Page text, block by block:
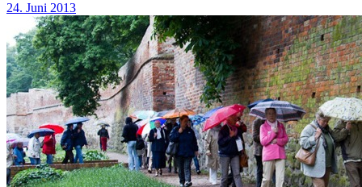
24. Juni 2013